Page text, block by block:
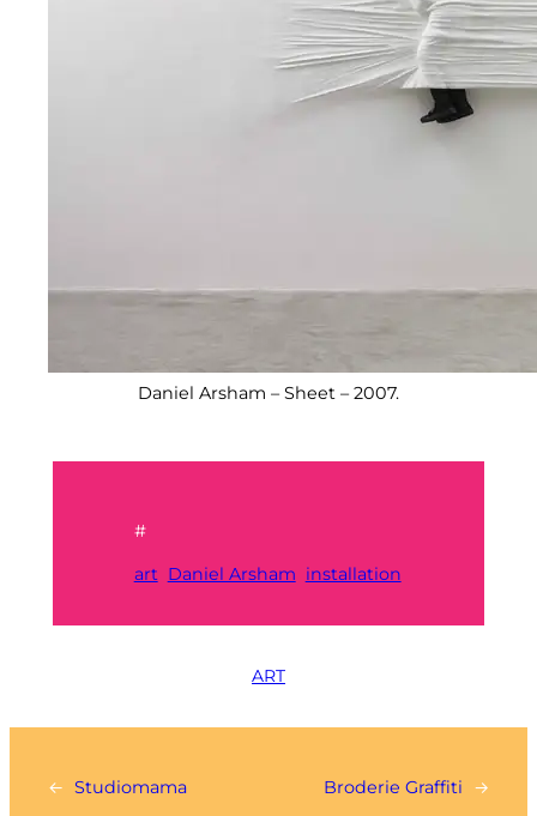
Daniel Arsham – Sheet – 2007.
#
art Daniel Arsham installation
ART
← Studiomama Broderie Graffiti →